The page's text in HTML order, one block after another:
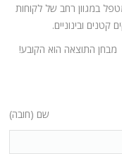
במגוון רחב של לקוחות
ובינוניים.
מבחן התוצאה הוא הקובע!
שם (חובה)